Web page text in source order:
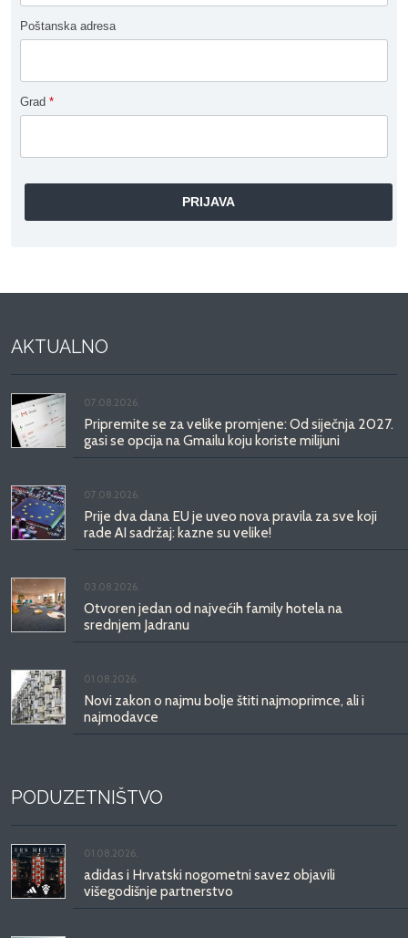
Poštanska adresa
Grad *
AKTUALNO
07.08.2026.
Pripremite se za velike promjene: Od siječnja 2027.
gasi se opcija na Gmailu koju koriste milijuni
07.08.2026.
Prije dva dana EU je uveo nova pravila za sve koji
rade AI sadržaj: kazne su velike!
03.08.2026.
Otvoren jedan od najvećih family hotela na
srednjem Jadranu
01.08.2026.
Novi zakon o najmu bolje štiti najmoprimce, ali i
najmodavce
PODUZETNIŠTVO
01.08.2026.
adidas i Hrvatski nogometni savez objavili
višegodišnje partnerstvo